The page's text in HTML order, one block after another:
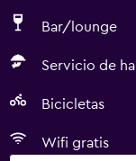
Bar/lounge
Servicio de
Bicicletas
Wifi gratis